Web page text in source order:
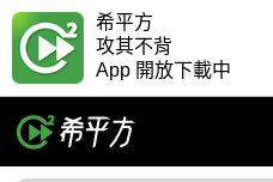
希平方
攻其不背
App 開放下載中